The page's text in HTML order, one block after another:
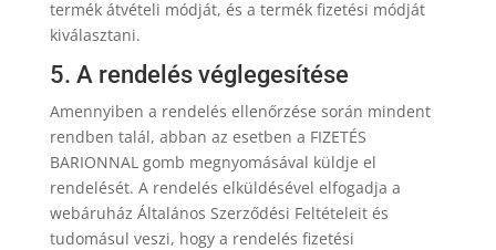
termék átvételi módját, és a termék fizetési módját
kiválasztani.
5. A rendelés véglegesítése
Amennyiben a rendelés ellenőrzése során mindent
rendben talál, abban az esetben a FIZETÉS
BARIONNAL gomb megnyomásával küldje el
rendelését. A rendelés elküldésével elfogadja a
webáruház Általános Szerződési Feltételeit és
tudomásul veszi, hogy a rendelés fizetési